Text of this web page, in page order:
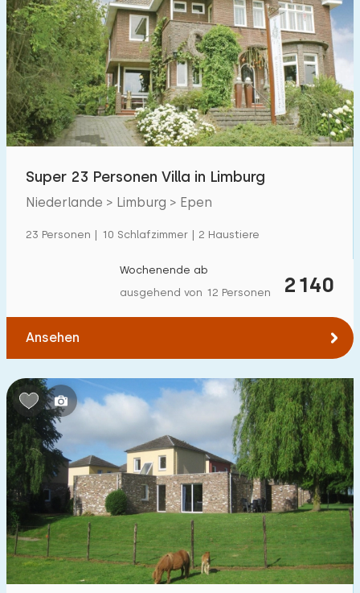
1 2 3 4 5
Badezimmer:
1 2 3 4 5
Von Epen(max. km):
1 5 10 20 30
Zum Wald(max. km):
1 2 5 10
Zum Wasser (max. km)
1 2 5 10 20
Zu öffentlichen Verkehrsmitteln(max. km):
0,2 0,5 1 2 5
Super 23 Personen Villa in Limburg
Niederlande > Limburg > Epen
23 Personen | 10 Schlafzimmer | 2 Haustiere
2140
Wochenende ab
ausgehend von 12 Personen
Ansehen